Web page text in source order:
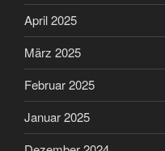
April 2025
März 2025
Februar 2025
Januar 2025